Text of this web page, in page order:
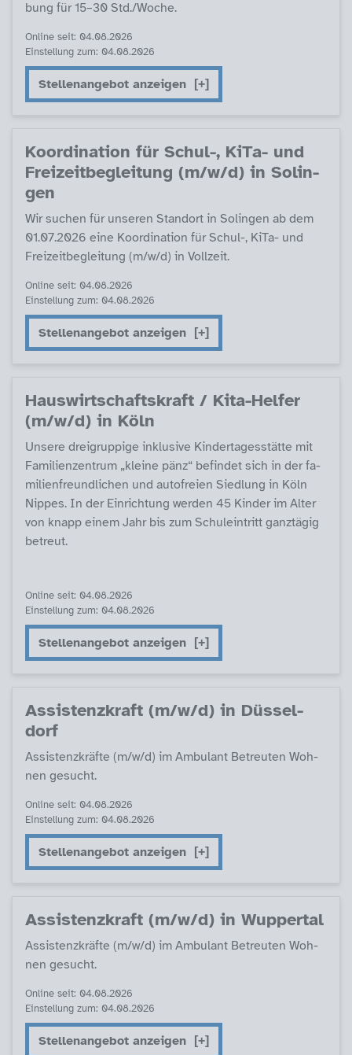
bung für 15–30 Std./Wo­che.
Online seit: 04.08.2026
Einstellung zum: 04.08.2026
Stellenangebot anzeigen
Ko­or­di­na­ti­on für Schul-, Ki­Ta- und
Frei­zeit­be­g­lei­tung (m/w/d) in So­lin­
gen
Wir su­chen für un­se­ren Stand­ort in So­lin­gen ab dem
01.07.2026 ei­ne Ko­or­di­na­ti­on für Schul-, Ki­Ta- und
Frei­zeit­be­g­lei­tung (m/w/d) in Voll­zeit.
Online seit: 04.08.2026
Einstellung zum: 04.08.2026
Stellenangebot anzeigen
Haus­wirt­schafts­kraft / Ki­ta-Hel­fer
(m/w/d) in Köln
Un­se­re drei­grup­pi­ge in­k­lu­si­ve Kin­der­ta­ges­stät­te mit
Fa­mi­li­en­zen­trum „klei­ne pän­z“ be­fin­det sich in der fa­
mi­li­en­f­reund­li­chen und au­to­f­rei­en Sied­lung in Köln
Nip­pes. In der Ein­rich­tung wer­den 45 Kin­der im Al­ter
von knapp ei­nem Jahr bis zum Schu­lein­tritt ganz­tä­g­ig
be­t­reut.
Online seit: 04.08.2026
Einstellung zum: 04.08.2026
Stellenangebot anzeigen
As­sis­tenz­kraft (m/w/d) in Düs­sel­
dorf
As­sis­tenz­kräf­te (m/w/d) im Am­bu­lant Be­t­reu­ten Woh­
nen ge­sucht.
Online seit: 04.08.2026
Einstellung zum: 04.08.2026
Stellenangebot anzeigen
As­sis­tenz­kraft (m/w/d) in Wup­per­tal
As­sis­tenz­kräf­te (m/w/d) im Am­bu­lant Be­t­reu­ten Woh­
nen ge­sucht.
Online seit: 04.08.2026
Einstellung zum: 04.08.2026
Stellenangebot anzeigen